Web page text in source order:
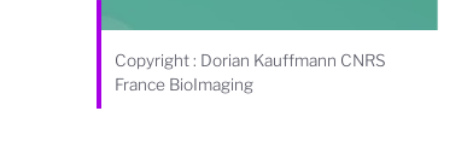
Copyright : Dorian Kauffmann CNRS
France BioImaging